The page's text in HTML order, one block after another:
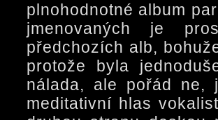
plnohodnotné album
jmenovaných je
předchozích alb,
protože byla
nálada, ale pořád ne,
meditativní hlas